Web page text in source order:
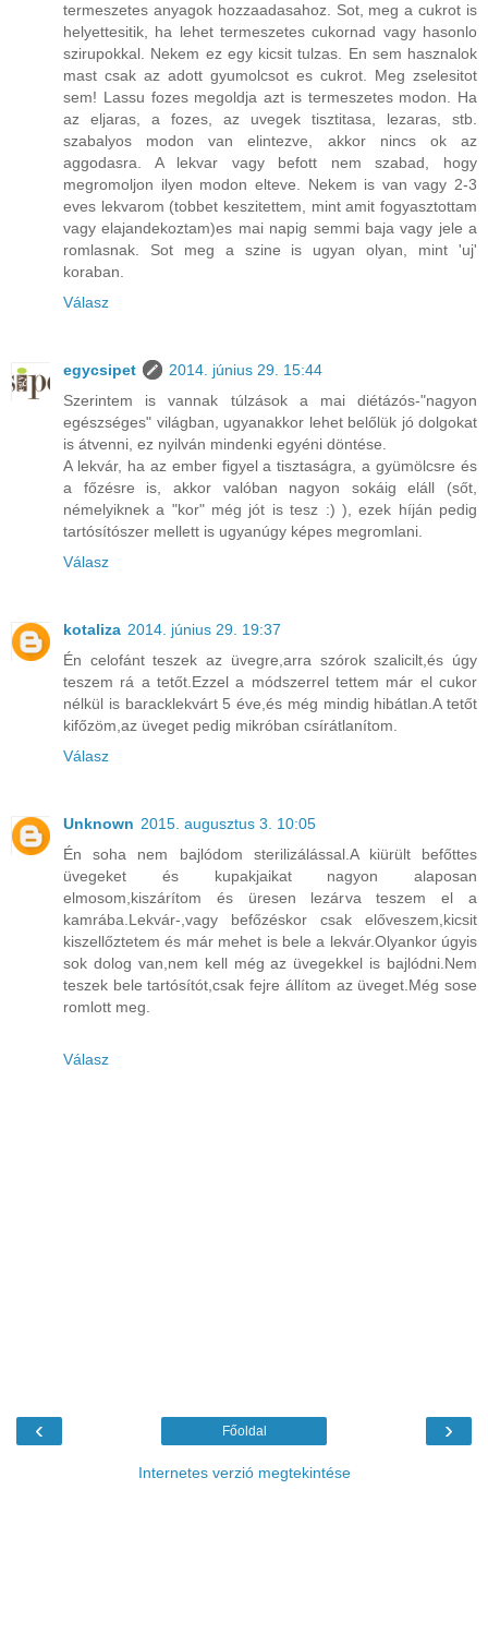
termeszetes anyagok hozzaadasahoz. Sot, meg a cukrot is
helyettesitik, ha lehet termeszetes cukornad vagy hasonlo
szirupokkal. Nekem ez egy kicsit tulzas. En sem hasznalok
mast csak az adott gyumolcsot es cukrot. Meg zselesitot
sem! Lassu fozes megoldja azt is termeszetes modon. Ha
az eljaras, a fozes, az uvegek tisztitasa, lezaras, stb.
szabalyos modon van elintezve, akkor nincs ok az
aggodasra. A lekvar vagy befott nem szabad, hogy
megromoljon ilyen modon elteve. Nekem is van vagy 2-3
eves lekvarom (tobbet keszitettem, mint amit fogyasztottam
vagy elajandekoztam)es mai napig semmi baja vagy jele a
romlasnak. Sot meg a szine is ugyan olyan, mint 'uj'
koraban.
Válasz
egycsipet
2014. június 29. 15:44
Szerintem is vannak túlzások a mai diétázós-"nagyon
egészséges" világban, ugyanakkor lehet belőlük jó dolgokat
is átvenni, ez nyilván mindenki egyéni döntése.
A lekvár, ha az ember figyel a tisztaságra, a gyümölcsre és
a főzésre is, akkor valóban nagyon sokáig eláll (sőt,
némelyiknek a "kor" még jót is tesz :) ), ezek híján pedig
tartósítószer mellett is ugyanúgy képes megromlani.
Válasz
kotaliza 2014. június 29. 19:37
Én celofánt teszek az üvegre,arra szórok szalicilt,és úgy
teszem rá a tetőt.Ezzel a módszerrel tettem már el cukor
nélkül is baracklekvárt 5 éve,és még mindig hibátlan.A tetőt
kifőzöm,az üveget pedig mikróban csírátlanítom.
Válasz
Unknown 2015. augusztus 3. 10:05
Én soha nem bajlódom sterilizálással.A kiürült befőttes
üvegeket és kupakjaikat nagyon alaposan
elmosom,kiszárítom és üresen lezárva teszem el a
kamrába.Lekvár-,vagy befőzéskor csak előveszem,kicsit
kiszellőztetem és már mehet is bele a lekvár.Olyankor úgyis
sok dolog van,nem kell még az üvegekkel is bajlódni.Nem
teszek bele tartósítót,csak fejre állítom az üveget.Még sose
romlott meg.
Válasz
‹ ›
Főoldal
Internetes verzió megtekintése